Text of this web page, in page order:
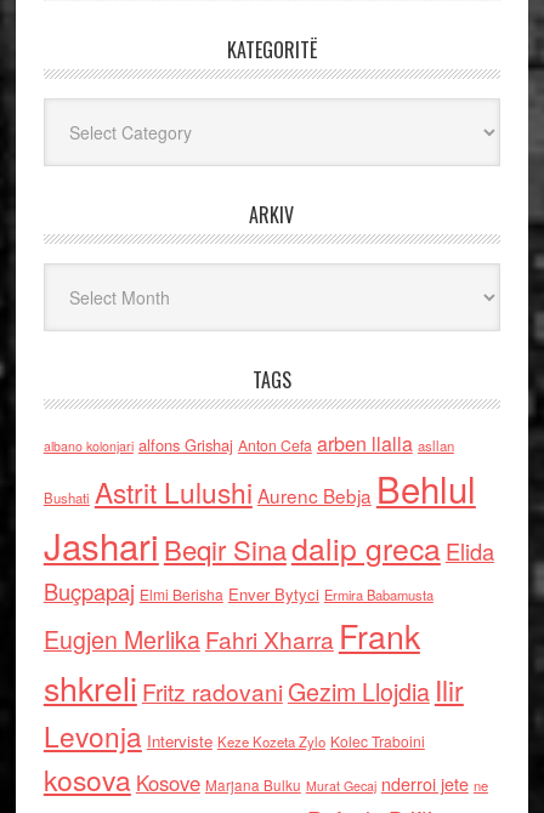
KATEGORITË
ARKIV
TAGS
albano kolonjari alfons Grishaj Anton Cefa arben llalla asllan
Bushati Astrit Lulushi Aurenc Bebja Behlul
Jashari Beqir Sinadalip grecaElida
Buçpapaj Elmi Berisha Enver Bytyci Ermira Babamusta
Eugjen MerlikaFahri Xharra Frank
shkreli Fritz radovaniGezim Llojdia Ilir
Levonja Interviste Keze Kozeta Zylo Kolec Traboini
kosova Kosove Marjana Bulku Murat Gecaj nderroi jete ne